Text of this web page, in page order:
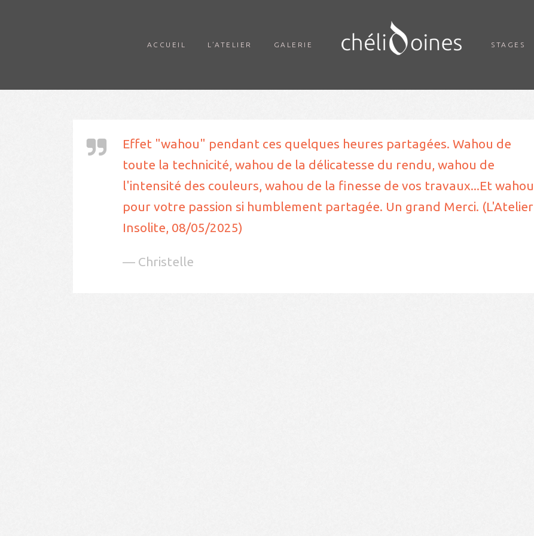
ACCUEIL L’ATELIER GALERIE STAGES
Effet "wahou" pendant ces quelques heures partagées. Wahou de
toute la technicité, wahou de la délicatesse du rendu, wahou de
l'intensité des couleurs, wahou de la finesse de vos travaux...Et wahou
pour votre passion si humblement partagée. Un grand Merci. (L'Atelier
Insolite, 08/05/2025)
— Christelle